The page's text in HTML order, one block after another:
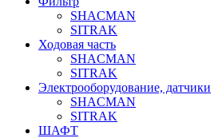
SHACMAN
SITRAK
Ходовая часть
SHACMAN
SITRAK
Электрооборудование, датчики
SHACMAN
SITRAK
ШАФТ